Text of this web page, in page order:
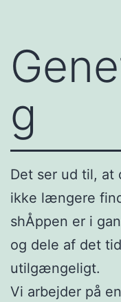
indhold
g
Det ser ud til, at
ikke længere
shÅppen er i
og dele af det
utilgængeligt.
Vi arbejder på